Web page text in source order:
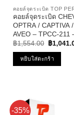
คอยล์จุดระเบิด TOP
คอยล์จุดระเบิด
OPTRA / CAPTIVA
AVEO – TPCC-211
PERFORMANCE –
ออฟต้า อาวีโอ้ ครูซ
฿1,554.00 Original
was:
฿
฿
หยิบใส่ตะกร้า
-35%